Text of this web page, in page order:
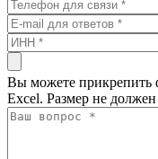
Вы можете прикрепить
Excel. Размер не